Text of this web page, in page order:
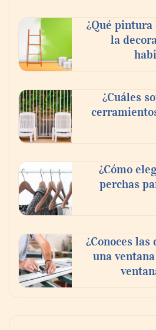
¿Qué
la
¿Cuáles
¿Cómo
perchas
¿Conoces
una